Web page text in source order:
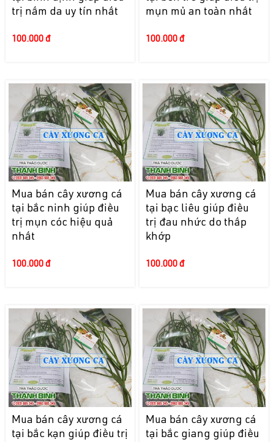
trị nấm da uy tín nhất
100.000 đ
mụn mủ an toàn nhất
100.000 đ
Mua bán cây xương cá
tại bắc ninh giúp điều
trị mụn cóc hiệu quả
nhất
100.000 đ
Mua bán cây xương cá
tại bạc liêu giúp điều
trị đau nhức do thấp
khớp
100.000 đ
Mua bán cây xương cá
tại bắc kạn giúp điều trị
Mua bán cây xương cá
tại bắc giang giúp điều